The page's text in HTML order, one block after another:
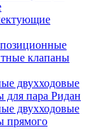
клапаны
двухходовые
для пара Ридан
двухходовые
прямого